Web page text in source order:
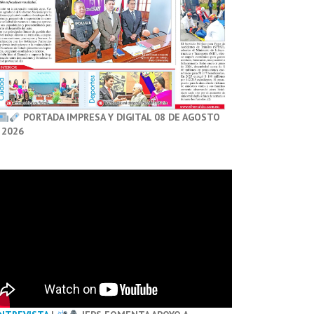
PORTADA IMPRESA Y DIGITAL 08 DE AGOSTO
2026